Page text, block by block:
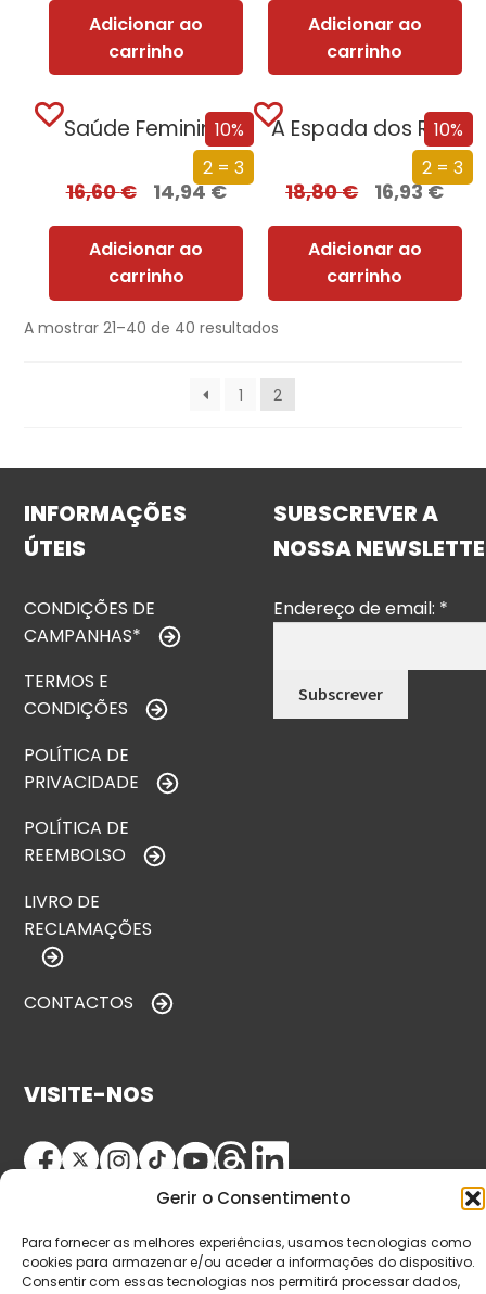
Gerir o Consentimento
Para fornecer as melhores experiências, usamos tecnologias como
cookies para armazenar e/ou aceder a informações do dispositivo.
Consentir com essas tecnologias nos permitirá processar dados,
Adicionar ao
carrinho
Adicionar ao
carrinho
10%
2 = 3
Saúde Feminina
16,60€ 14,94€
Adicionar ao
carrinho
10%
2 = 3
A Espada dos Reis
18,80€ 16,93€
Adicionar ao
carrinho
A mostrar 21–40 de 40 resultados
1 2
INFORMAÇÕES
ÚTEIS
CONDIÇÕES DE
CAMPANHAS*
TERMOS E
CONDIÇÕES
POLÍTICA DE
PRIVACIDADE
POLÍTICA DE
REEMBOLSO
LIVRO DE
RECLAMAÇÕES
CONTACTOS
SUBSCREVER A
NOSSA
Endereço de email: *
VISITE-NOS